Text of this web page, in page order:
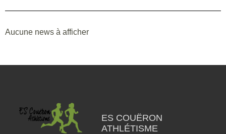
Aucune news à afficher
ES COUËRON
ATHLÉTISME